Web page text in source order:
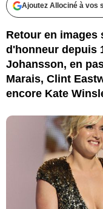
Ajoutez Allociné à vos
Retour en images
d'honneur depuis
Johansson, en
Marais, Clint
encore Kate